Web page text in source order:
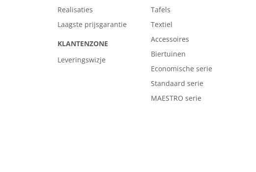
Realisaties
Laagste prijsgarantie
KLANTENZONE
Leveringswizje
Tafels
Textiel
Accessoires
Biertuinen
Economische serie
Standaard serie
MAESTRO serie